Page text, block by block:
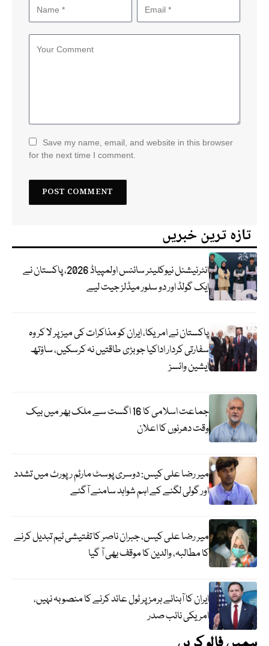
Save my name, email, and website in this browser
for the next time I comment.
تازہ ترین خبریں
انٹرنیشنل نیوکلیئر سائنس اولمپیاڈ 2026، پاکستان نے
ایک گولڈ اور دو سلور میڈلز جیت لیے
پاکستان نے امریکا، ایران کو مذاکرات کی میز پر لا کر وہ
سفارتی کردار اداکیا جو بڑی طاقتیں نہ کرسکیں، ساؤتھ
ایشین وائسز
جماعت اسلامی کا 16 اگست سے ملک بھر میں بیک
وقت دھرنوں کا اعلان
میر رضا علی کیس: دوسری پوسٹ مارٹم رپورٹ میں تشدد
اور گولی لگنے کے اہم شواہد سامنے آگئے
میر رضا علی کیس، جبران ناصر کا تفتیشی ٹیم تبدیل کرنے
کا مطالبہ، والدین کا موقف بھی آ گیا
ایران کا آبنائے ہرمز پر ٹول عائد کرنے کا منصوبہ نہیں،
امریکی نائب صدر